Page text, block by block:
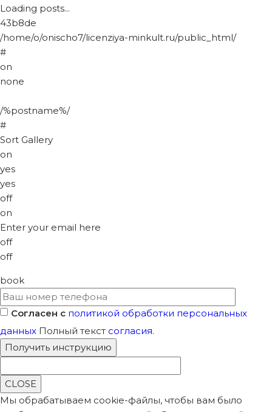
Loading posts...
43b8de
/home/o/onischo7/licenziya-minkult.ru/public_html/
#
on
none
/%postname%/
#
Sort Gallery
on
yes
yes
off
on
Enter your email here
off
off
book
Согласен с политикой обработки персональных
данных Полный текст согласия.
CLOSE
Мы обрабатываем cookie-файлы, чтобы вам было